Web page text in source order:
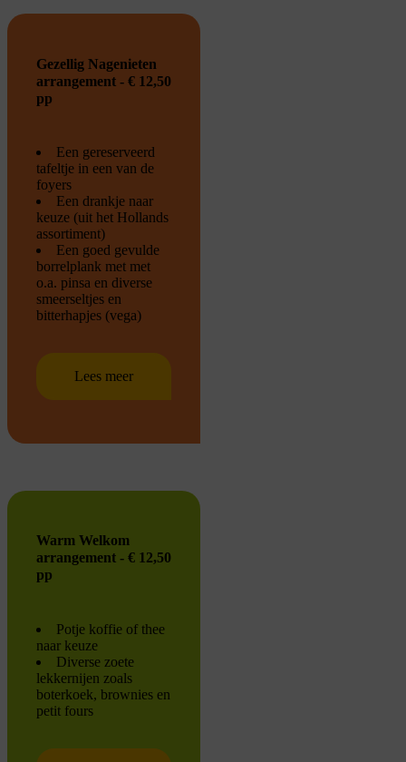
Gezellig Nagenieten
arrangement - € 12,50
pp
Een gereserveerd
tafeltje in een van de
foyers
Een drankje naar
keuze (uit het Hollands
assortiment)
Een goed gevulde
borrelplank met met
o.a. pinsa en diverse
smeerseltjes en
bitterhapjes (vega)
Lees meer
Warm Welkom
arrangement - € 12,50
pp
Potje koffie of thee
naar keuze
Diverse zoete
lekkernijen zoals
boterkoek, brownies en
petit fours